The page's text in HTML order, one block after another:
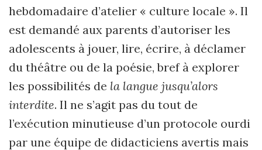
hebdomadaire d’atelier « culture locale ». Il
est demandé aux parents d’autoriser les
adolescents à jouer, lire, écrire, à déclamer
du théâtre ou de la poésie, bref à explorer
les possibilités de la langue jusqu’alors
interdite. Il ne s’agit pas du tout de
l’exécution minutieuse d’un protocole ourdi
par une équipe de didacticiens avertis mais